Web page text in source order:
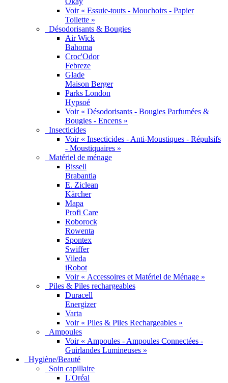
Voir « Essuie-touts - Mouchoirs - Papier
Toilette »
Désodorisants & Bougies
Air Wick
Bahoma
Croc'Odor
Febreze
Glade
Maison Berger
Parks London
Hypsoé
Voir « Désodorisants - Bougies Parfumées &
Bougies - Encens »
Insecticides
Voir « Insecticides - Anti-Moustiques - Répulsifs
- Moustiquaires »
Matériel de ménage
Bissell
Brabantia
E. Ziclean
Kärcher
Mapa
Profi Care
Roborock
Rowenta
Spontex
Swiffer
Vileda
iRobot
Voir « Accessoires et Matériel de Ménage »
Piles & Piles rechargeables
Duracell
Energizer
Varta
Voir « Piles & Piles Rechargeables »
Ampoules
Voir « Ampoules - Ampoules Connectées -
Guirlandes Lumineuses »
Hygiène/Beauté
Soin capillaire
L'Oréal